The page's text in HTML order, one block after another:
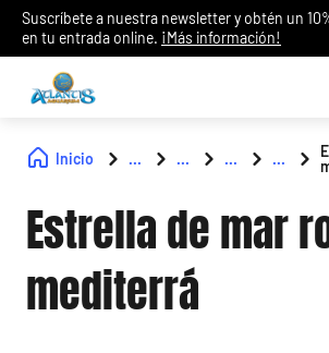
Suscríbete a nuestra newsletter y obtén un
en tu entrada online. ¡Más información!
Inicio ... ... ... ...
Estrella de mar
mediterrá